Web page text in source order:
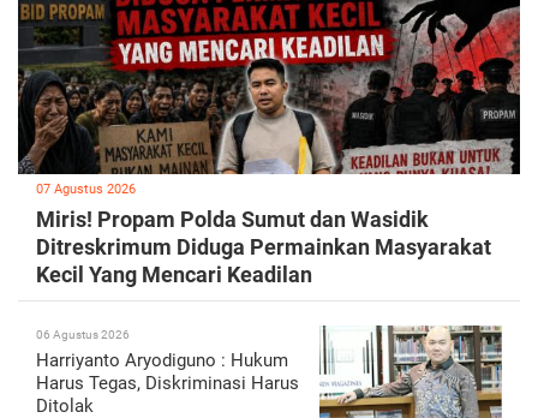
07 Agustus 2026
Miris! Propam Polda Sumut dan Wasidik
Ditreskrimum Diduga Permainkan Masyarakat
Kecil Yang Mencari Keadilan
06 Agustus 2026
Harriyanto Aryodiguno : Hukum
Harus Tegas, Diskriminasi Harus
Ditolak